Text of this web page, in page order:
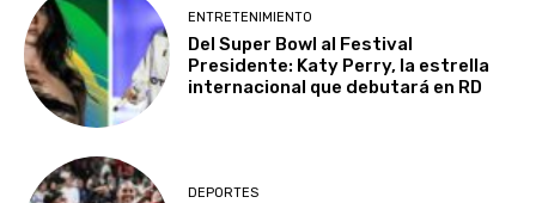
ENTRETENIMIENTO
Del Super Bowl al Festival
Presidente: Katy Perry, la estrella
internacional que debutará en RD
DEPORTES